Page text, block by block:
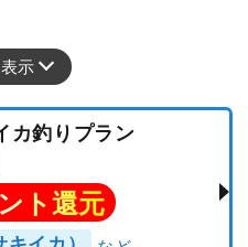
示
釣りプラン
ト還元